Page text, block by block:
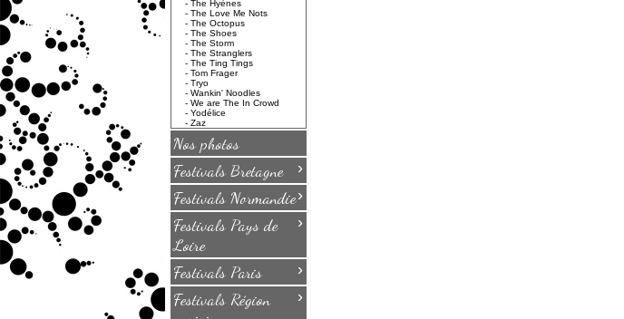
- The Hyènes
- The Love Me Nots
- The Octopus
- The Shoes
- The Storm
- The Stranglers
- The Ting Tings
- Tom Frager
- Tryo
- Wankin' Noodles
- We are The In Crowd
- Yodélice
- Zaz
Nos photos
Festivals Bretagne
›
Festivals Normandie›
Festivals Pays de
Loire
›
Festivals Paris ›
Festivals Région
›